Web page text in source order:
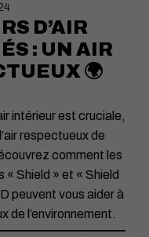
D’AIR
: UN AIR
🌍
intérieur est cruciale,
respectueux de
comment les
« Shield » et « Shield
peuvent vous aider à
de l’environnement.